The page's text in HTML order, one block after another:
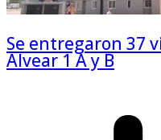
Se entregaron 37
Alvear 1 A y B